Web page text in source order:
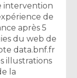
intervention
de
après 5
du web de
data.bnf.fr
illustrations
la